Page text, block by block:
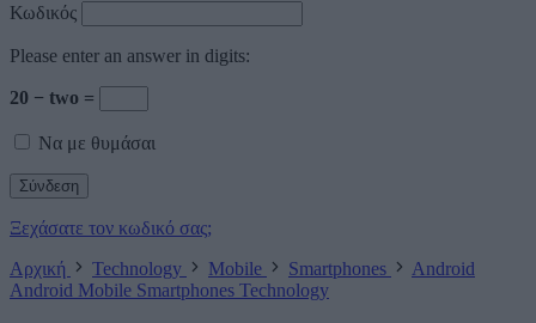
Κωδικός
Please enter an answer in digits:
20 − two =
Να με θυμάσαι
Ξεχάσατε τον κωδικό σας;
Αρχική
Technology Mobile Smartphones
Android
Android Mobile Smartphones Technology